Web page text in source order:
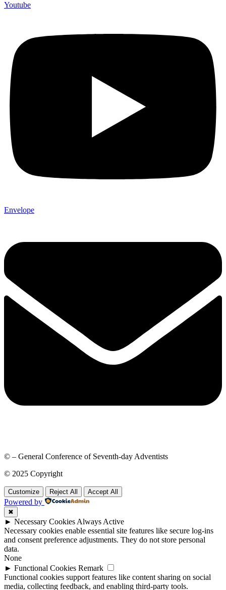
Youtube
Envelope
© – General Conference of Seventh-day Adventists
© 2025 Copyright
Customize Reject All Accept All
Powered by
✖
► Necessary Cookies Always Active
Necessary cookies enable essential site features like secure log-ins
and consent preference adjustments. They do not store personal
data.
None
► Functional Cookies Remark
Functional cookies support features like content sharing on social
media, collecting feedback, and enabling third-party tools.